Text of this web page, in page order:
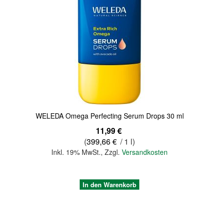
WELEDA Omega Perfecting Serum Drops 30 ml
11,99 €
(399,66 € / 1 l)
Inkl. 19% MwSt., Zzgl. Versandkosten
In den Warenkorb